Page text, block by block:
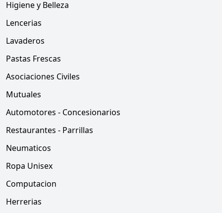
Higiene y Belleza
Lencerias
Lavaderos
Pastas Frescas
Asociaciones Civiles
Mutuales
Automotores - Concesionarios
Restaurantes - Parrillas
Neumaticos
Ropa Unisex
Computacion
Herrerias